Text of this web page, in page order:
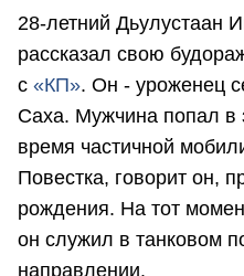
28-летний Дьулустаан
рассказал свою
с «КП». Он - уроженец
Саха. Мужчина попал в
время частичной
Повестка, говорит он,
рождения. На тот
он служил в танковом
направлении.